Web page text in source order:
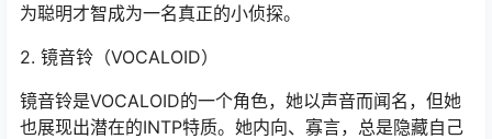
为聪明才智成为一名真正的小侦探。
2. 镜音铃（VOCALOID）
镜音铃是VOCALOID的一个角色，她以声音而闻名，但她
也展现出潜在的INTP特质。她内向、寡言，总是隐藏自己